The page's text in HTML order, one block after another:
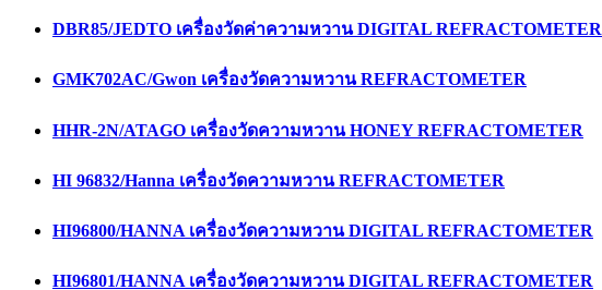
DBR85/JEDTO เครื่องวัดค่าความหวาน DIGITAL REFRACTOMETER
GMK702AC/Gwon เครื่องวัดความหวาน REFRACTOMETER
HHR-2N/ATAGO เครื่องวัดความหวาน HONEY REFRACTOMETER
HI 96832/Hanna เครื่องวัดความหวาน REFRACTOMETER
HI96800/HANNA เครื่องวัดความหวาน DIGITAL REFRACTOMETER
HI96801/HANNA เครื่องวัดความหวาน DIGITAL REFRACTOMETER